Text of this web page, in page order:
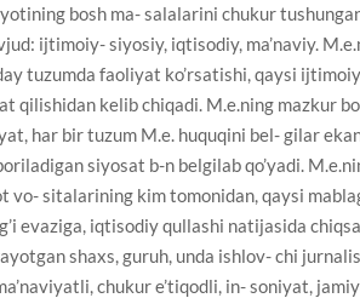
bosh ma- salalarini chukur
ijtimoiy- siyosiy, iqtisodiy, ma’naviy.
tuzumda faoliyat ko’rsatishi, qaysi
qilishidan kelib chiqadi. M.e.ning mazkur
har bir tuzum M.e. huquqini bel- gilar
siyosat b-n belgilab qo’yadi.
vo- sitalarining kim tomonidan, qaysi
evaziga, iqtisodiy qullashi natijasida
shaxs, guruh, unda ishlov- chi
chukur e’tiqodli, in- soniyat,